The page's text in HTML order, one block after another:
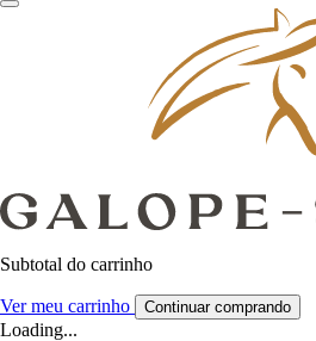
Subtotal do carrinho
Ver meu carrinho Continuar comprando
Loading...